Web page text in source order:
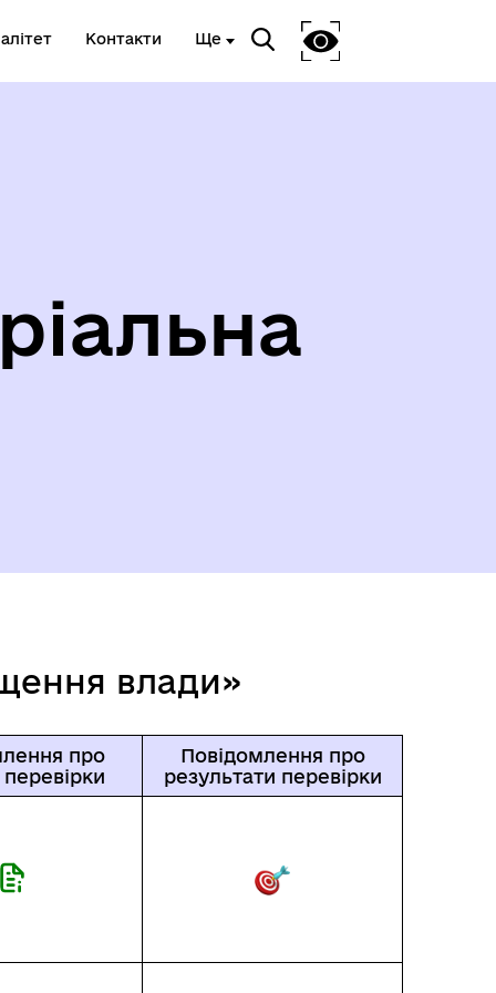
Контакти Ще
влади»
про
Повідомлення про
результати перевірки